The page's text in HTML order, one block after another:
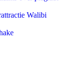
Walibi